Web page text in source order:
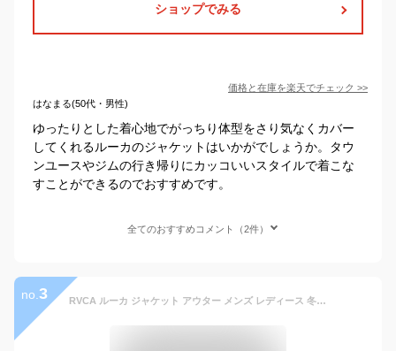
ショップでみる
価格と在庫を楽天でチェック >>
はなまる(50代・男性)
ゆったりとした着心地でがっちり体型をさり気なくカバー
してくれるルーカのジャケットはいかがでしょうか。タウ
ンユースやジムの行き帰りにカッコいいスタイルで着こな
すことができるのでおすすめです。
全てのおすすめコメント（2件）
no. 3 RVCA ルーカ ジャケット アウター メンズ レディース 冬 大きいサイズ ブランド おしゃれ MOUNTAIN PUFFER JACKET マウンテン パファー ジャケット 中綿アウター 中綿ジャケット マウンテジャケット ロゴ ビッグロゴ ルカ 2021 秋冬 ストリート スケーター ダンス BB042-765